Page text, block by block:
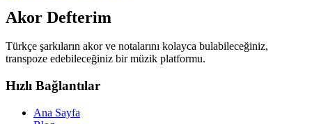
Akor Defterim
Türkçe şarkıların akor ve notalarını kolayca bulabileceğiniz,
transpoze edebileceğiniz bir müzik platformu.
Hızlı Bağlantılar
Ana Sayfa